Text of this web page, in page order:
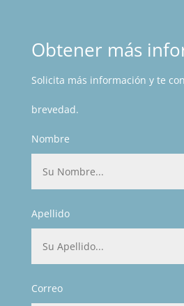
Obtener más
Solicita más información y te
brevedad.
Nombre
Apellido
Correo